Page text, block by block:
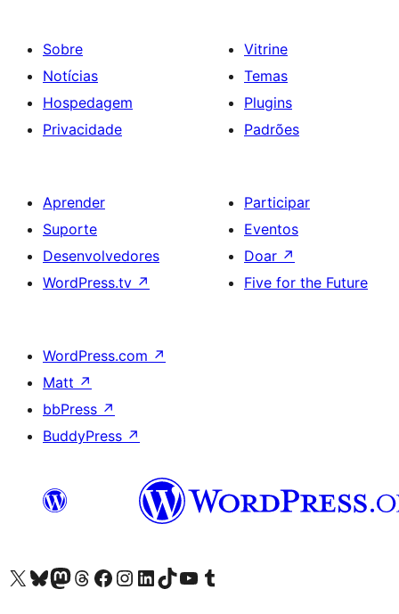
Sobre
Notícias
Hospedagem
Privacidade
Vitrine
Temas
Plugins
Padrões
Aprender
Suporte
Desenvolvedores
WordPress.tv ↗
Participar
Eventos
Doar ↗
Five for the Future
WordPress.com ↗
Matt ↗
bbPress ↗
BuddyPress ↗
Acessar nossa conta do X (antigo Twitter)
Acessar nossa conta do Bluesky
Acessar nossa conta do Mastodon
Acessar nossa conta do Threads
Acessar nossa página do Facebook
Acessar nossa conta do Instagram
Acessar nossa conta do LinkedIn
Acessar nossa conta do TikTok
Acessar nosso canal do YouTube
Acessar nossa conta no Tumblr